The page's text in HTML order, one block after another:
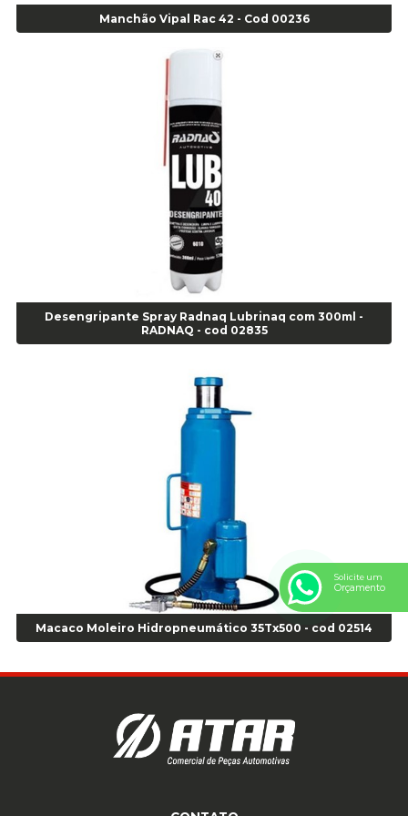
Alicate de Corte Diagonal - cod 02138
Alicate para Abracadeira 3/16" x 1.3/16" 29840 - Gedore - Cod 02174
Alicate para Anéis Externos Bico Reto - Gedore A2 - Cod 00894
Alicate para Anéis Externos com Bico Curvo - Gedore A21 - Cod 00895
Alicate para Anéis Internos Bico Curvo - Gedore J21 - Cod 00893
Alicate para Anéis Tipo Trava Câmbio 8134 Gedore - Cod 02008
Alicate para Balanceamento - Cod 03078
Alicate para trava de cambio 398 11" - Corneta - Cod 03113
Alicate Universal - Cod 01718
Alicate Universal 8" Gedore - Cod 00133
Anel Centralizador Fiat 4 pçs - Amarelo - Cod 00517
Anel Centralizador Ford 4pçs - Verde - Cod 00518
Anel Centralizador Honda 4 pçs - Vermelho - Cod 01465
Anel Centralizador Peugeot 4pçs - Branco - Cod 01466
Anel Centralizador Renault 4pçs - Marrom - Cod 01467
Anel Centralizador VW 4pçs - Laranja - Cod 00520
Anel de vedação Jumbo OR-224 TG - Cod: 03749
Anel de vedação Jumbo OR-449 Cod: 03752
Anel p/ montagem de pneu s/cam aro 22,5 - Cod 00166
Anel para Montagem do Pneu Sem Câmara Aro 24,5 - Cod 02935
Anel para Vedação OR 25 - Cod 01766
Anel para Vedação OR 325 - Cod 03390
Anel para Vedação OR 325 Nacional -Cod 01768
Anel para Vedação OR 335 Importado - Cod 01771
Anel para Vedação OR 339 - Cod 01772
Manchão Vipal Rac 42 - Cod 00236
Desengripante Spray Radnaq Lubrinaq com 300ml -
RADNAQ - cod 02835
Macaco Moleiro Hidropneumático 35Tx500 - cod 02514
Solicite um
Orçamento